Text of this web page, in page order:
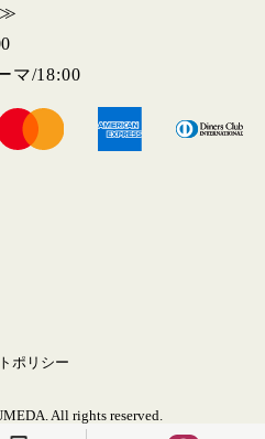
≫
マ/18:00
ポリシー
All rights reserved.